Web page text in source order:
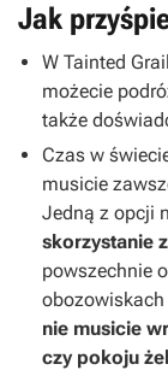
Jak
W Tainted Grail
możecie
także
Czas w
musicie
Jedną z opcji
skorzystanie
powszechnie
nie musicie
czy pokoju